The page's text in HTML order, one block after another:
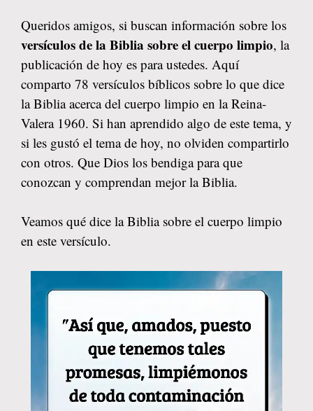
Queridos amigos, si buscan información sobre los
versículos de la Biblia sobre el cuerpo limpio, la
publicación de hoy es para ustedes. Aquí
comparto 78 versículos bíblicos sobre lo que dice
la Biblia acerca del cuerpo limpio en la Reina-
Valera 1960. Si han aprendido algo de este tema, y
si les gustó el tema de hoy, no olviden compartirlo
con otros. Que Dios los bendiga para que
conozcan y comprendan mejor la Biblia.
Veamos qué dice la Biblia sobre el cuerpo limpio
en este versículo.